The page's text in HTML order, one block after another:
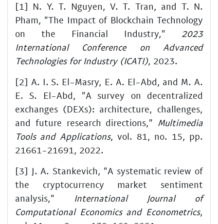
[1] N. Y. T. Nguyen, V. T. Tran, and T. N.
Pham, "The Impact of Blockchain Technology
on the Financial Industry," 2023
International Conference on Advanced
Technologies for Industry (ICATI), 2023.
[2] A. I. S. El-Masry, E. A. El-Abd, and M. A.
E. S. El-Abd, "A survey on decentralized
exchanges (DEXs): architecture, challenges,
and future research directions," Multimedia
Tools and Applications, vol. 81, no. 15, pp.
21661-21691, 2022.
[3] J. A. Stankevich, "A systematic review of
the cryptocurrency market sentiment
analysis," International Journal of
Computational Economics and Econometrics,